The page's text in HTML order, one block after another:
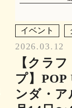
イベント
2026.03.12
【クラ
プ】POP
ンダ・